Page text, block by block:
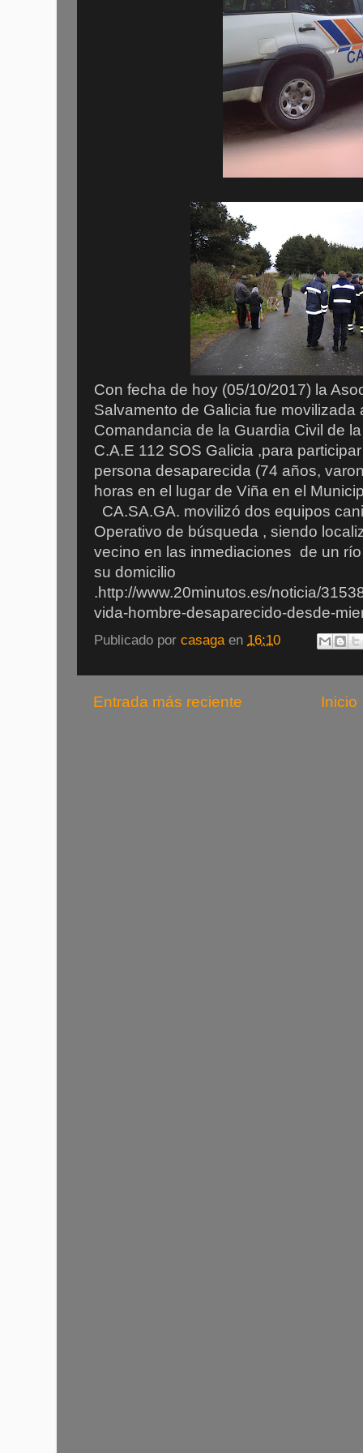
Con fecha de hoy (05/10/2017) la
Salvamento de Galicia fue movilizada
Comandancia de la Guardia Civil de
C.A.E 112 SOS Galicia ,para
persona desaparecida (74 años,
horas en el lugar de Viña en el
CA.SA.GA. movilizó dos equipos
Operativo de búsqueda , siendo
vecino en las inmediaciones de un
su domicilio
.http://www.20minutos.es/noticia/
vida-hombre-desaparecido-desde-
Publicado por casaga en 16:10
Entrada más reciente Inicio